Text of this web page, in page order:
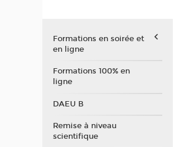
Formations en soirée et
en ligne
Formations 100% en
ligne
DAEU B
Remise à niveau
scientifique